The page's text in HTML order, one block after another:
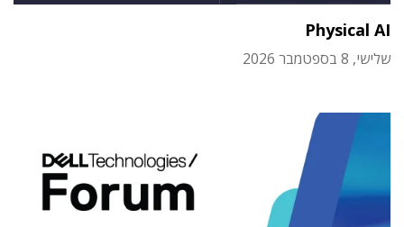
Physical AI
שלישי, 8 בספטמבר 2026